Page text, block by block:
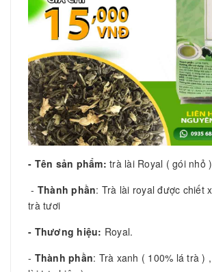
- Tên sản phẩm: trà lài Royal ( gói nhỏ
- Thành phần: Trà lài royal được chiết
trà tươi
- Thương hiệu: Royal.
- Thành phần: Trà xanh ( 100% lá trà )